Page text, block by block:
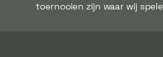
toernooien zijn waar wij